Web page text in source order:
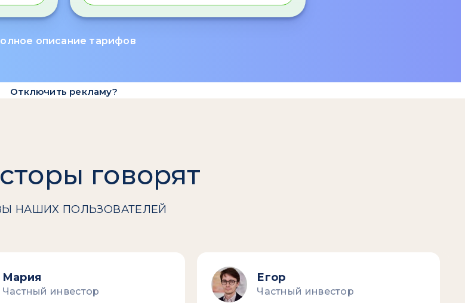
описание тарифов
Отключить рекламу?
говорят
НАШИХ ПОЛЬЗОВАТЕЛЕЙ
Мария
Частный инвестор
Егор
Частный инвестор